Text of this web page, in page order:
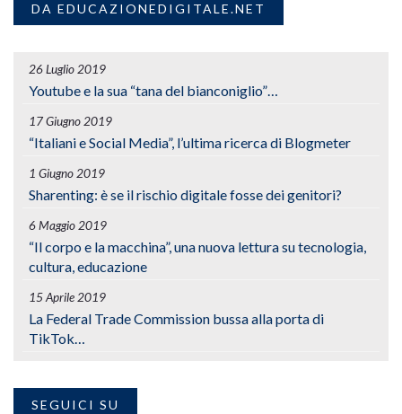
DA EDUCAZIONEDIGITALE.NET
26 Luglio 2019
Youtube e la sua “tana del bianconiglio”…
17 Giugno 2019
“Italiani e Social Media”, l’ultima ricerca di Blogmeter
1 Giugno 2019
Sharenting: è se il rischio digitale fosse dei genitori?
6 Maggio 2019
“Il corpo e la macchina”, una nuova lettura su tecnologia,
cultura, educazione
15 Aprile 2019
La Federal Trade Commission bussa alla porta di
TikTok…
SEGUICI SU